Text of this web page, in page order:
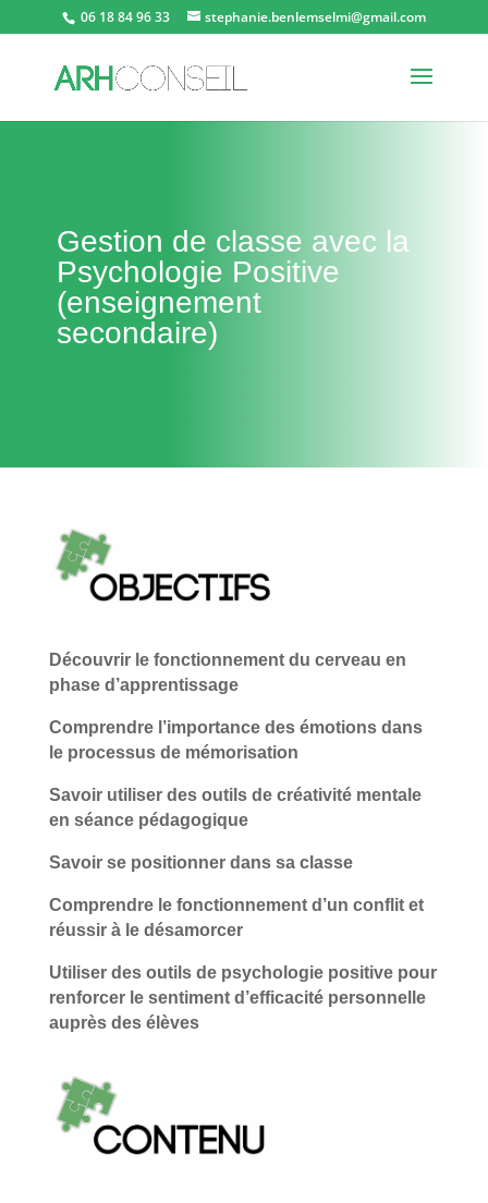
06 18 84 96 33 stephanie.benlemselmi@gmail.com
Gestion de classe avec la
Psychologie Positive
(enseignement
secondaire)
Découvrir le fonctionnement du cerveau en
phase d’apprentissage
Comprendre l’importance des émotions dans
le processus de mémorisation
Savoir utiliser des outils de créativité mentale
en séance pédagogique
Savoir se positionner dans sa classe
Comprendre le fonctionnement d’un conflit et
réussir à le désamorcer
Utiliser des outils de psychologie positive pour
renforcer le sentiment d’efficacité personnelle
auprès des élèves